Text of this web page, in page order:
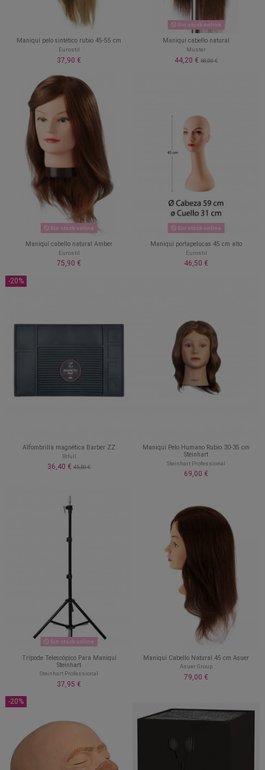
Maniquí pelo sintético rubio 45-55 cm
Eurostil
37,90 €
Sin stock online
Maniquí cabello natural
Muster
44,20 € 68,00 €
Sin stock online
Maniquí cabello natural Amber
Eurostil
75,90 €
Sin stock online
Maniquí portapelucas 45 cm alto
Eurostil
46,50 €
-20%
Alfombrilla magnética Barber ZZ
Bifull
36,40 € 45,50 €
Maniquí Pelo Humano Rubio 30-35 cm
Steinhart
Steinhart Professional
69,00 €
Sin stock online
Trípode Telescópico Para Maniquí
Steinhart
Steinhart Professional
37,95 €
Maniquí Cabello Natural 45 cm Asuer
Asuer Group
79,00 €
-20%